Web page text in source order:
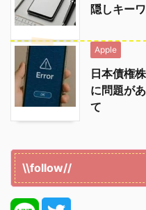
隠しキー
Apple
日本債権
に問題が
て
\\follow//